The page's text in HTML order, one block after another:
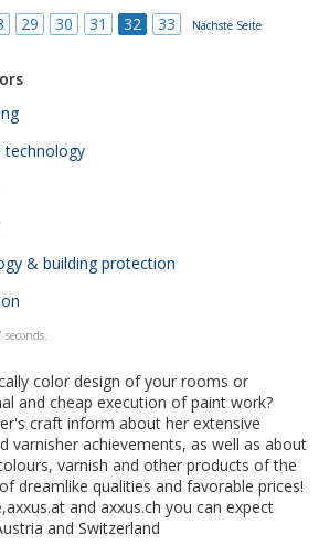
29 30 31 32 33 Nächste Seite
technology
& building protection
color design of your rooms or
and cheap execution of paint work?
craft inform about her extensive
varnisher achievements, as well as about
varnish and other products of the
dreamlike qualities and favorable prices!
and axxus.ch you can expect
and Switzerland